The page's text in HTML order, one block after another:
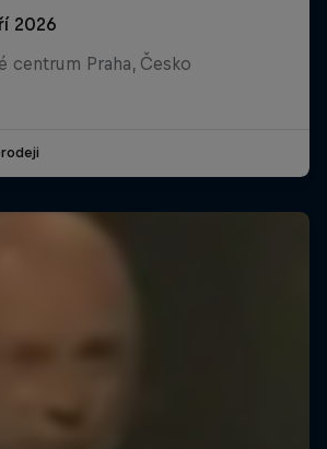
2026
centrum Praha, Česko